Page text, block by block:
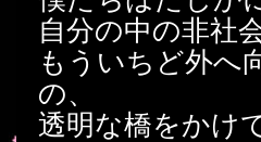
自分の中の非社
もういちど外へ
の、
透明な橋をかけ